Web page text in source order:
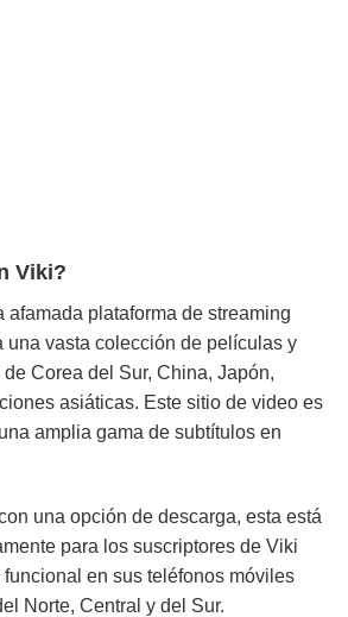
Viki?
afamada plataforma de streaming
una vasta colección de películas y
Corea del Sur, China, Japón,
asiáticas. Este sitio de video es
amplia gama de subtítulos en
una opción de descarga, esta está
para los suscriptores de Viki
en sus teléfonos móviles
Norte, Central y del Sur.